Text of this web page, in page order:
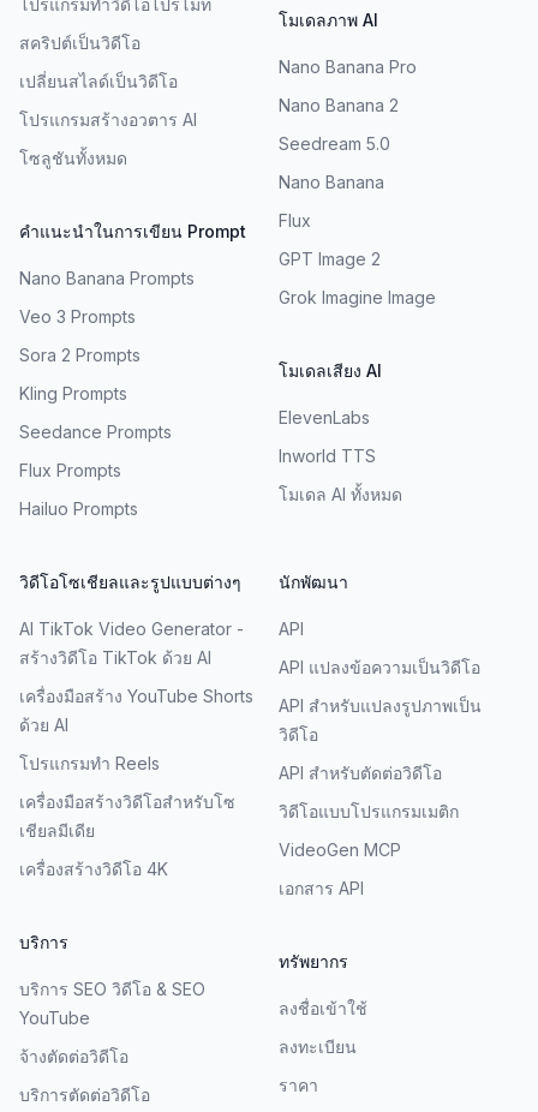
สคริปต์เป็นวิดีโอ
เปลี่ยนสไลด์เป็นวิดีโอ
โปรแกรมสร้างอวตาร AI
โซลูชันทั้งหมด
คำแนะนำในการเขียน Prompt
Nano Banana Prompts
Veo 3 Prompts
Sora 2 Prompts
Kling Prompts
Seedance Prompts
Flux Prompts
Hailuo Prompts
โมเดลภาพ AI
Nano Banana Pro
Nano Banana 2
Seedream 5.0
Nano Banana
Flux
GPT Image 2
Grok Imagine Image
โมเดลเสียง AI
ElevenLabs
Inworld TTS
โมเดล AI ทั้งหมด
วิดีโอโซเชียลและรูปแบบต่างๆ
AI TikTok Video Generator -
สร้างวิดีโอ TikTok ด้วย AI
เครื่องมือสร้าง YouTube Shorts
ด้วย AI
โปรแกรมทำ Reels
เครื่องมือสร้างวิดีโอสำหรับโซ
เชียลมีเดีย
เครื่องสร้างวิดีโอ 4K
บริการ
บริการ SEO วิดีโอ & SEO
YouTube
จ้างตัดต่อวิดีโอ
บริการตัดต่อวิดีโอ
นักพัฒนา
API
API แปลงข้อความเป็นวิดีโอ
API สำหรับแปลงรูปภาพเป็น
วิดีโอ
API สำหรับตัดต่อวิดีโอ
วิดีโอแบบโปรแกรมเมติก
VideoGen MCP
เอกสาร API
ทรัพยากร
ลงชื่อเข้าใช้
ลงทะเบียน
ราคา